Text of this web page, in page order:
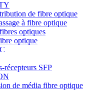
de fibre optique
à fibre optique
optiques
optique
récepteurs SFP
de média fibre optique